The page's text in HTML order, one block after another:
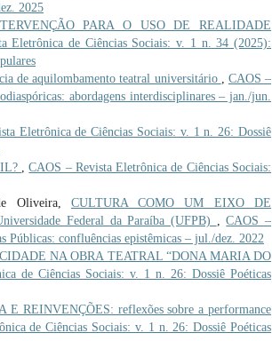
2025
PARA O USO DE REALIDADE
Eletrônica de Ciências Sociais: v. 1 n. 34 (2025):
de aquilombamento teatral universitário , CAOS –
abordagens interdisciplinares – jan./jun.
Eletrônica de Ciências Sociais: v. 1 n. 26: Dossiê
,CAOS – Revista Eletrônica de Ciências Sociais:
Oliveira, CULTURA COMO UM EIXO DE
Federal da Paraíba (UFPB) ,CAOS –
Públicas: confluências epistêmicas – jul./dez. 2022
NA OBRA TEATRAL “DONA MARIA DO
de Ciências Sociais: v. 1 n. 26: Dossiê Poéticas
REINVENÇÕES: reflexões sobre a performance
de Ciências Sociais: v. 1 n. 26: Dossiê Poéticas